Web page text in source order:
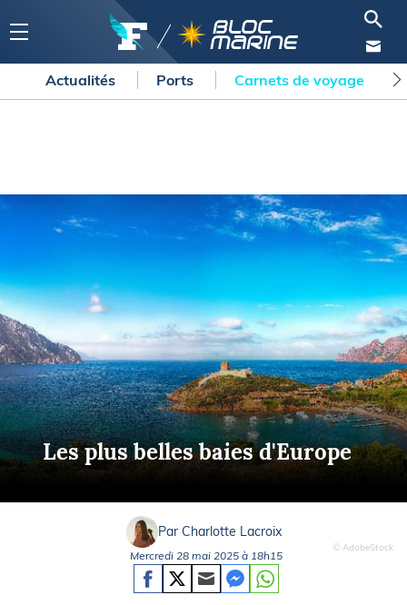
Actualités Ports Carnets de voyage
Les plus belles baies d'Europe
© AdobeStock
Par Charlotte Lacroix
Mercredi 28 mai 2025 à 18h15